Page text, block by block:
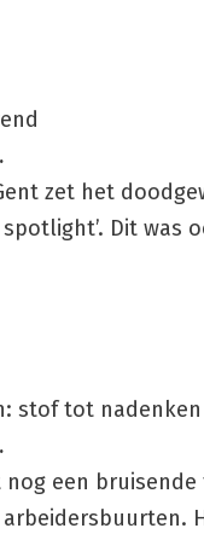
zet het
Dit was
stof tot nadenken
een